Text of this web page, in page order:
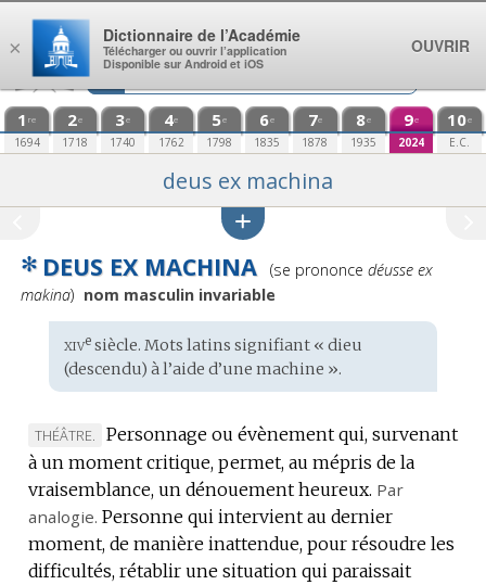
Aller au contenu
1 re
1694
2e
1718
3e
1740
4e
1762
5e
1798
6e
1835
7e
1878
8e
1935
9e
2024
10e
E.C.
deus ex machina
✻ DEUS EX MACHINA
Prononciation
:
(se prononce déusse ex
makina) nom masculin invariable
Étymologie
:
xivesiècle. Mots latins signifiant « dieu
(descendu) à l’aide d’une machine ».
MARQUE
DE
DOMAINE
:
THÉÂTRE.
Personnage ou évènement qui, survenant
à un moment critique, permet, au mépris de la
vraisemblance, un dénouement heureux. Par
analogie. Personne qui intervient au dernier
moment, de manière inattendue, pour résoudre les
difficultés, rétablir une situation qui paraissait
×
Dictionnaire de l’Académie
Télécharger ou ouvrir l’application
Disponible sur Android et iOS
OUVRIR